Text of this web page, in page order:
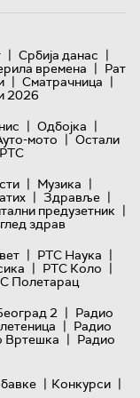
| Србија данас |
времена | Рат
| Сматрачница |
2026
| Одбојка |
мото | Остали
| Музика |
| Здравље |
предузетник |
здрав
| РТС Наука |
| РТС Коло |
Полетарац
2 | Радио
| Радио
Вртешка | Радио
| Конкурси |